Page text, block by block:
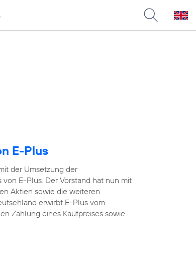
E-Plus
der Umsetzung der
E-Plus. Der Vorstand hat nun mit
Aktien sowie die weiteren
erwirbt E-Plus vom
Zahlung eines Kaufpreises sowie